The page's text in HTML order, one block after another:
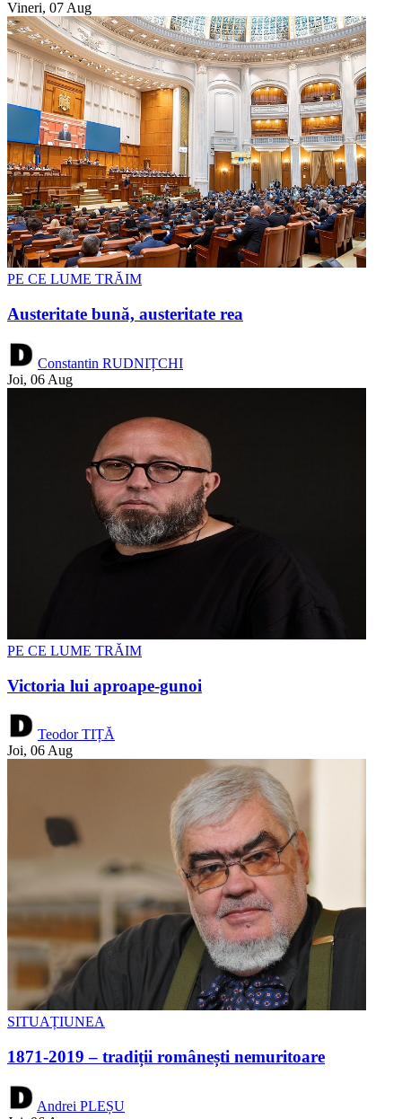
Vineri, 07 Aug
PE CE LUME TRĂIM
Austeritate bună, austeritate rea
Constantin RUDNIȚCHI
Joi, 06 Aug
PE CE LUME TRĂIM
Victoria lui aproape-gunoi
Teodor TIȚĂ
Joi, 06 Aug
SITUAȚIUNEA
1871-2019 – tradiții românești nemuritoare
Andrei PLEȘU